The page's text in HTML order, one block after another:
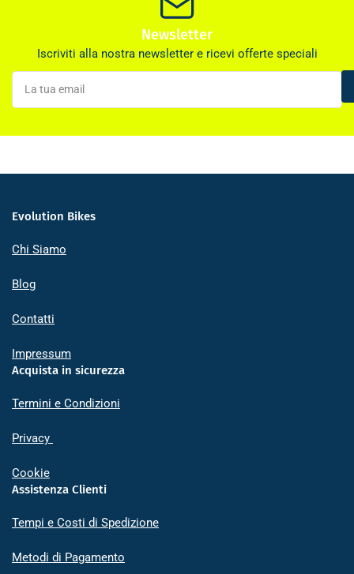
Newsletter
Iscriviti alla nostra newsletter e ricevi offerte speciali
La
tua
email
Evolution Bikes
Chi Siamo
Blog
Contatti
Impressum
Acquista in sicurezza
Termini e Condizioni
Privacy
Cookie
Assistenza Clienti
Tempi e Costi di Spedizione
Metodi di Pagamento